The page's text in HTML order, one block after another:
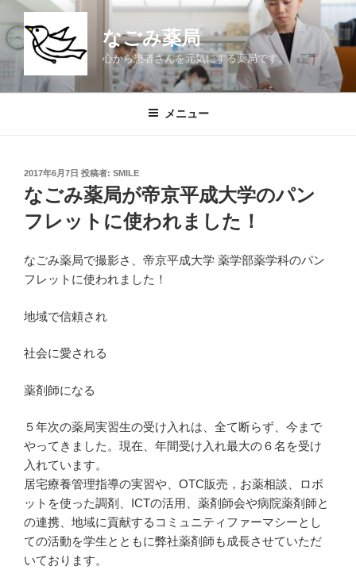
ン
テ
なごみ薬局
心から患者さんを元気にする薬局です。
メニュー
投
稿
日:
2017年6月7日 投稿者: SMILE
なごみ薬局が帝京平成大学のパン
フレットに使われました！
なごみ薬局で撮影さ、帝京平成大学 薬学部薬学科のパン
フレットに使われました！
地域で信頼され
社会に愛される
薬剤師になる
５年次の薬局実習生の受け入れは、全て断らず、今まで
やってきました。現在、年間受け入れ最大の６名を受け
入れています。
居宅療養管理指導の実習や、OTC販売，お薬相談、ロボ
ットを使った調剤、ICTの活用、薬剤師会や病院薬剤師と
の連携、地域に貢献するコミュニティファーマシーとし
ての活動を学生とともに弊社薬剤師も成長させていただ
いております。